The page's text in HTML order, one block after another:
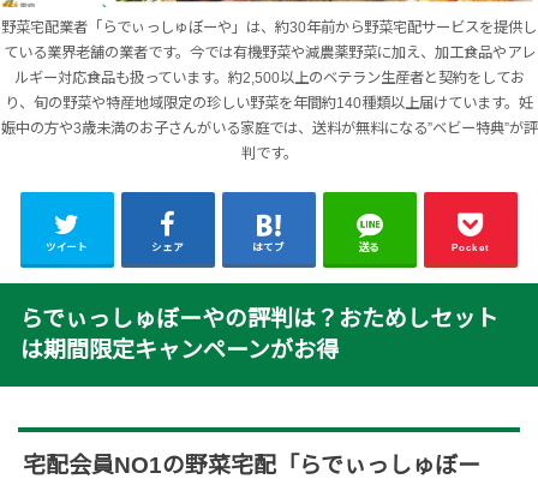
野菜宅配業者「らでぃっしゅぼーや」は、約30年前から野菜宅配サービスを提供し
ている業界老舗の業者です。今では有機野菜や減農薬野菜に加え、加工食品やアレ
ルギー対応食品も扱っています。約2,500以上のベテラン生産者と契約をしてお
り、旬の野菜や特産地域限定の珍しい野菜を年間約140種類以上届けています。妊
娠中の方や3歳未満のお子さんがいる家庭では、送料が無料になる”ベビー特典”が評
判です。
ツイート シェア はてブ 送る Pocket
らでぃっしゅぼーやの評判は？おためしセット
は期間限定キャンペーンがお得
宅配会員NO1の野菜宅配「らでぃっしゅぼー